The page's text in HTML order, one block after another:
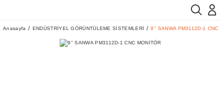
Anasayfa ENDÜSTRİYEL GÖRÜNTÜLEME SİSTEMLERİ 9'' SANWA PM3112D-1 CNC